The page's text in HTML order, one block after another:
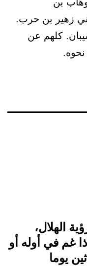
بن
زهير بن حرب.
كلهم عن
نحوه.
الهلال،
غم في أوله أو
يوما